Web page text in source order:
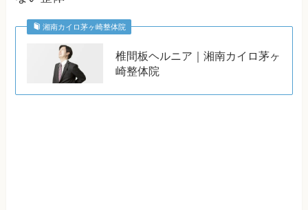
湘南カイロ茅ヶ崎整体院
椎間板ヘルニア｜湘南カイロ茅ヶ
崎整体院